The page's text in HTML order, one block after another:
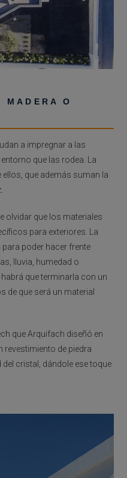
MADERA O
a impregnar a las
que las rodea. La
que además suman la
olvidar que los materiales
para exteriores. La
poder hacer frente
lluvia, humedad o
que terminarla con un
de que será un material
que Arquifach diseñó en
revestimiento de piedra
cristal, dándole ese toque